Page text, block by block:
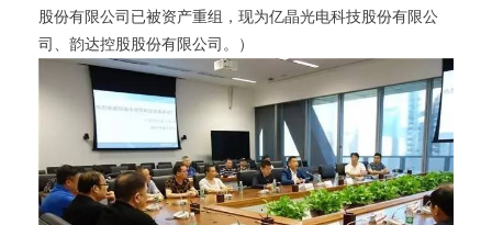
股份有限公司已被资产重组，现为亿晶光电科技股份有限公
司、韵达控股股份有限公司。）